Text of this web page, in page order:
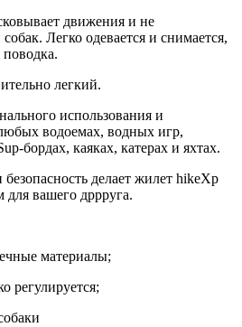
движения и не
Легко одевается и снимается,
легкий.
использования и
водоемах, водных игр,
бордах, каяках, катерах и яхтах.
делает жилет hikeXp
вашего дррруга.
материалы;
регулируется;